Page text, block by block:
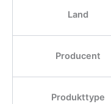
Land
Producent
Produkttype